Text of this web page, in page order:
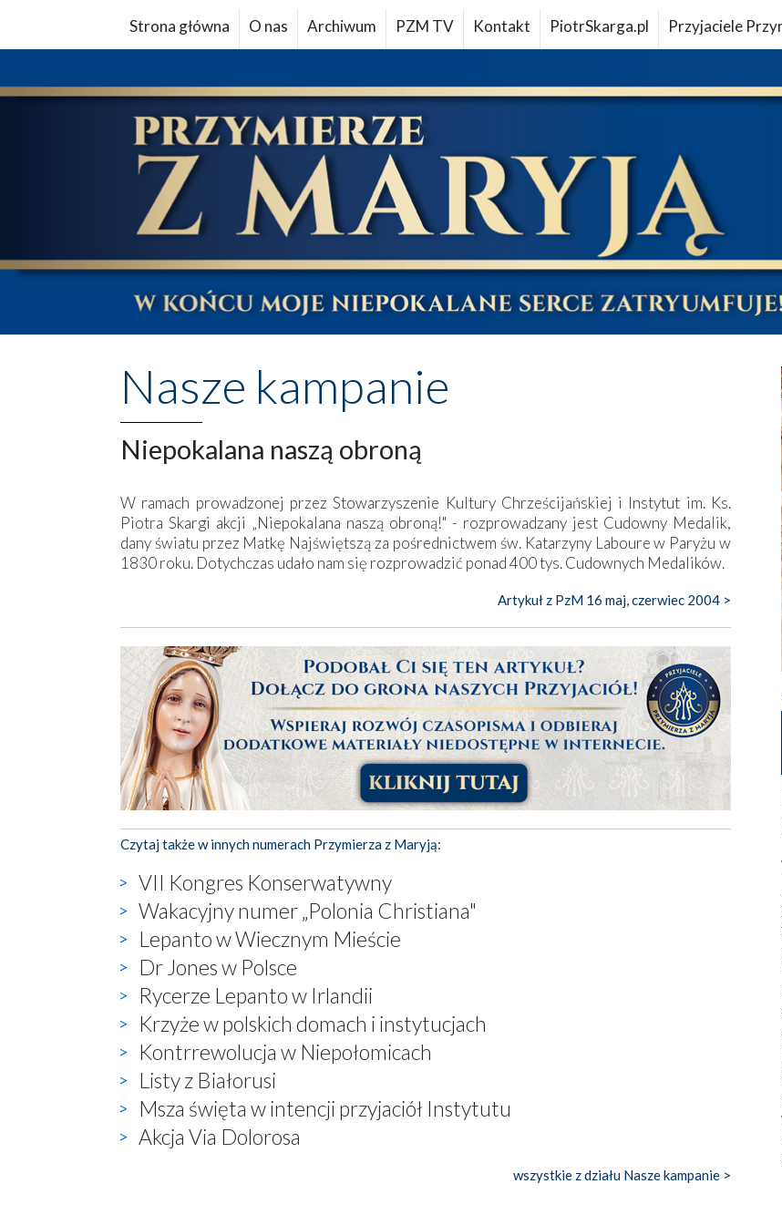
Strona główna O nas Archiwum PZM TV Kontakt PiotrSkarga.pl Przyjaciele
Nasze kampanie
Niepokalana naszą obroną
W ramach prowadzonej przez Stowarzyszenie Kultury Chrześcijańskiej i Instytut im. Ks.
Piotra Skargi akcji „Niepokalana naszą obroną!" - rozprowadzany jest Cudowny Medalik,
dany światu przez Matkę Najświętszą za pośrednictwem św. Katarzyny Laboure w Paryżu w
1830 roku. Dotychczas udało nam się rozprowadzić ponad 400 tys. Cudownych Medalików.
Artykuł z PzM 16 maj, czerwiec 2004 >
Czytaj także w innych numerach Przymierza z Maryją:
VII Kongres Konserwatywny
Wakacyjny numer „Polonia Christiana"
Lepanto w Wiecznym Mieście
Dr Jones w Polsce
Rycerze Lepanto w Irlandii
Krzyże w polskich domach i instytucjach
Kontrrewolucja w Niepołomicach
Listy z Białorusi
Msza święta w intencji przyjaciół Instytutu
Akcja Via Dolorosa
wszystkie z działu Nasze kampanie >